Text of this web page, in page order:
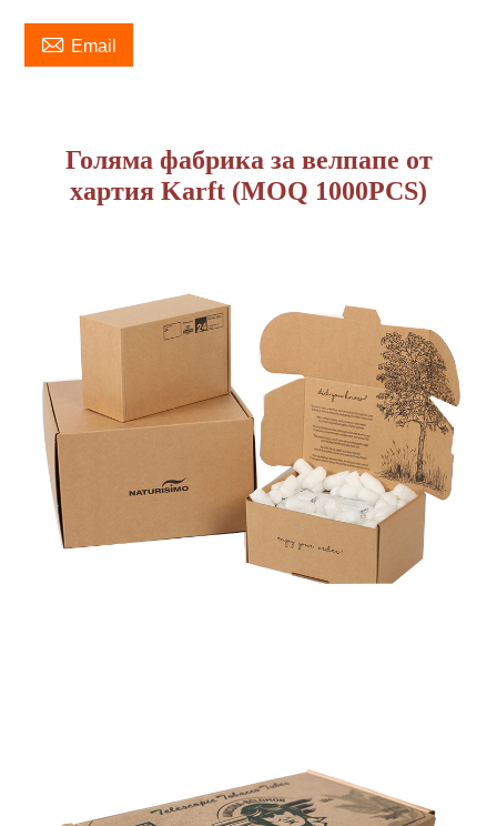
 Email
Голяма фабрика за велпапе от
хартия Karft (MOQ 1000PCS)